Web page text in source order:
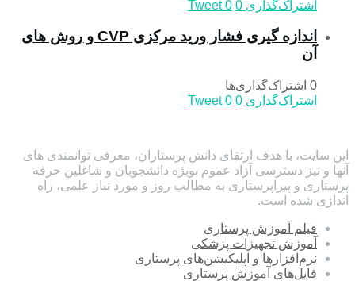
اشتراک‌گذاری 0
Tweet 0
اندازه گیری فشار ورید مرکزی CVP و روش های
آن
0 اشتراک‌گذاری‌ها
اشتراک‌گذاری 0
Tweet 0
این سایت، با هدف ارتقای دانش پرستاران، معرفی توانمندی های
آنها و نیز دسترسی آزاد عموم بویژه دانشجویان و شاغلین حرفه
پرستاری و پیراپرستاری به مطالب روز و مورد نیاز علمی، راه
اندازی شده است.
فیلم آموزش پرستاری
آموزش تجهیزات پزشکی
نرم‌افزارها و اپلیکیشن‌های پرستاری
فایل‌های آموزش پرستاری